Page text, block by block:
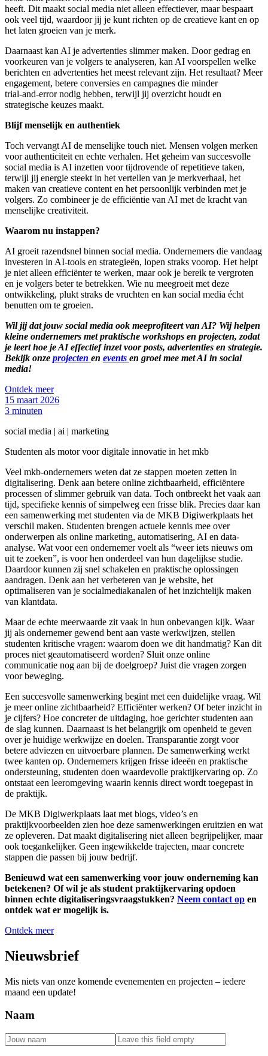
heeft. Dit maakt social media niet alleen effectiever, maar bespaart
ook veel tijd, waardoor jij je kunt richten op de creatieve kant en op
het laten groeien van je merk.
Daarnaast kan AI je advertenties slimmer maken. Door gedrag en
voorkeuren van je volgers te analyseren, kan AI voorspellen welke
berichten en advertenties het meest relevant zijn. Het resultaat? Meer
engagement, betere conversies en campagnes die minder
trial‑and‑error nodig hebben, terwijl jij overzicht houdt en
strategische keuzes maakt.
Blijf menselijk en authentiek
Toch vervangt AI de menselijke touch niet. Mensen volgen merken
voor authenticiteit en echte verhalen. Het geheim van succesvolle
social media is AI inzetten voor tijdrovende of repetitieve taken,
terwijl jij energie steekt in het vertellen van je merkverhaal, het
maken van creatieve content en het persoonlijk verbinden met je
volgers. Zo combineer je de efficiëntie van AI met de kracht van
menselijke creativiteit.
Waarom nu instappen?
AI groeit razendsnel binnen social media. Ondernemers die vandaag
investeren in AI-tools en strategieën, lopen straks voorop. Het helpt
je niet alleen efficiënter te werken, maar ook je bereik te vergroten
en je volgers beter te betrekken. Wie nu meegroeit met deze
ontwikkeling, plukt straks de vruchten en kan social media écht
benutten om te groeien.
Wil jij dat jouw social media ook meeprofiteert van AI? Wij helpen
kleine ondernemers met praktische workshops en projecten, zodat
je leert hoe je AI effectief inzet voor posts, advertenties en strategie.
Bekijk onze projecten en events en groei mee met AI in social
media!
Ontdek meer
15 maart 2026
3 minuten
social media | ai | marketing
Studenten als motor voor digitale innovatie in het mkb
Veel mkb-ondernemers weten dat ze stappen moeten zetten in
digitalisering. Denk aan betere online zichtbaarheid, efficiëntere
processen of slimmer gebruik van data. Toch ontbreekt het vaak aan
tijd, specifieke kennis of simpelweg een frisse blik. Precies daar kan
een samenwerking met studenten via de MKB Digiwerkplaats het
verschil maken. Studenten brengen actuele kennis mee over
onderwerpen als online marketing, automatisering, AI en data-
analyse. Wat voor een ondernemer voelt als “weer iets nieuws om
uit te zoeken”, is voor hen onderdeel van hun dagelijkse studie.
Daardoor kunnen zij snel schakelen en praktische oplossingen
aandragen. Denk aan het verbeteren van je website, het
optimaliseren van je socialmediakanalen of het inzichtelijk maken
van klantdata.
Maar de echte meerwaarde zit vaak in hun onbevangen kijk. Waar
jij als ondernemer gewend bent aan vaste werkwijzen, stellen
studenten kritische vragen: waarom doen we dit handmatig? Kan dit
proces niet geautomatiseerd worden? Sluit onze online
communicatie nog aan bij de doelgroep? Juist die vragen zorgen
voor beweging.
Een succesvolle samenwerking begint met een duidelijke vraag. Wil
je meer online zichtbaarheid? Efficiënter werken? Of beter inzicht in
je cijfers? Hoe concreter de uitdaging, hoe gerichter studenten aan
de slag kunnen. Daarnaast is het belangrijk om openheid te geven
over je huidige werkwijze en doelen. Transparantie zorgt voor
betere adviezen en uitvoerbare plannen. De samenwerking werkt
twee kanten op. Ondernemers krijgen frisse ideeën en praktische
ondersteuning, studenten doen waardevolle praktijkervaring op. Zo
ontstaat een leeromgeving waarin kennis direct wordt toegepast in
de praktijk.
De MKB Digiwerkplaats laat met blogs, video’s en
praktijkvoorbeelden zien hoe deze samenwerkingen eruitzien en wat
ze opleveren. Dat maakt digitalisering niet alleen begrijpelijker, maar
ook toegankelijker. Geen ingewikkelde trajecten, maar concrete
stappen die passen bij jouw bedrijf.
Benieuwd wat een samenwerking voor jouw onderneming kan
betekenen? Of wil je als student praktijkervaring opdoen
binnen echte digitaliseringsvraagstukken? Neem contact op en
ontdek wat er mogelijk is.
Ontdek meer
Nieuwsbrief
Mis niets van onze komende evenementen en projecten – iedere
maand een update!
Naam